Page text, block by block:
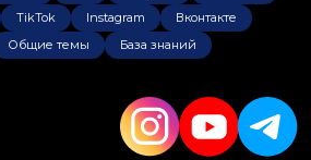
TikTok Instagram
Вконтакте
Общие темы База знаний